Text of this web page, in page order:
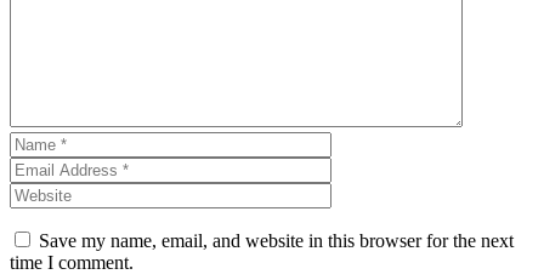
Save my name, email, and website in this browser for the next
time I comment.